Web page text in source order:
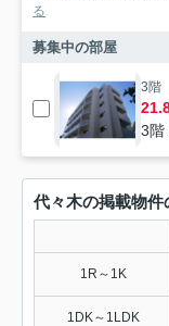
る
募集中の部屋
3階
3階
代々木の掲載物件
1R～1K
1DK～1LDK